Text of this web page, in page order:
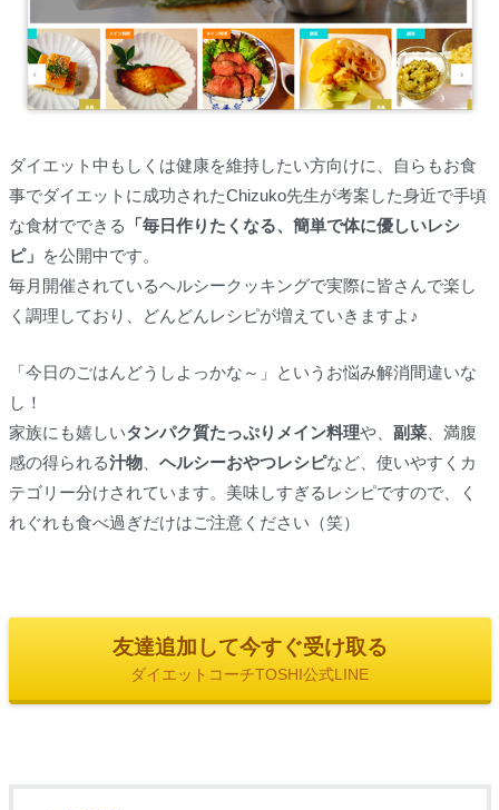
ダイエット中もしくは健康を維持したい方向けに、自らもお食
事でダイエットに成功されたChizuko先生が考案した身近で手頃
な食材でできる 「毎日作りたくなる、簡単で体に優しいレシ
ピ」 を公開中です。
毎月開催されているヘルシークッキングで実際に皆さんで楽し
く調理しており、どんどんレシピが増えていきますよ♪
「今日のごはんどうしよっかな～」というお悩み解消間違いな
し！
家族にも嬉しいタンパク質たっぷりメイン料理や、 副菜、満腹
感の得られる汁物、 ヘルシーおやつレシピなど、使いやすくカ
テゴリー分けされています。美味しすぎるレシピですので、く
れぐれも食べ過ぎだけはご注意ください（笑）
友達追加して今すぐ受け取る
ダイエットコーチTOSHI公式LINE